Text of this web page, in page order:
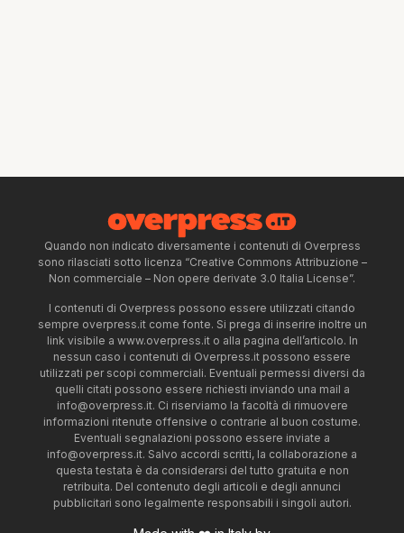
Quando non indicato diversamente i contenuti di Overpress
sono rilasciati sotto licenza “Creative Commons Attribuzione –
Non commerciale – Non opere derivate 3.0 Italia License”.
I contenuti di Overpress possono essere utilizzati citando
sempre overpress.it come fonte. Si prega di inserire inoltre un
link visibile a www.overpress.it o alla pagina dell’articolo. In
nessun caso i contenuti di Overpress.it possono essere
utilizzati per scopi commerciali. Eventuali permessi diversi da
quelli citati possono essere richiesti inviando una mail a
info@overpress.it. Ci riserviamo la facoltà di rimuovere
informazioni ritenute offensive o contrarie al buon costume.
Eventuali segnalazioni possono essere inviate a
info@overpress.it. Salvo accordi scritti, la collaborazione a
questa testata è da considerarsi del tutto gratuita e non
retribuita. Del contenuto degli articoli e degli annunci
pubblicitari sono legalmente responsabili i singoli autori.